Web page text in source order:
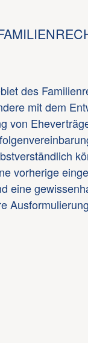
des
mit dem
von
vorherige
eine